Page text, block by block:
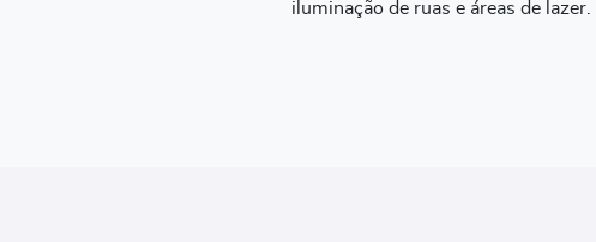
iluminação de ruas e áreas de lazer.